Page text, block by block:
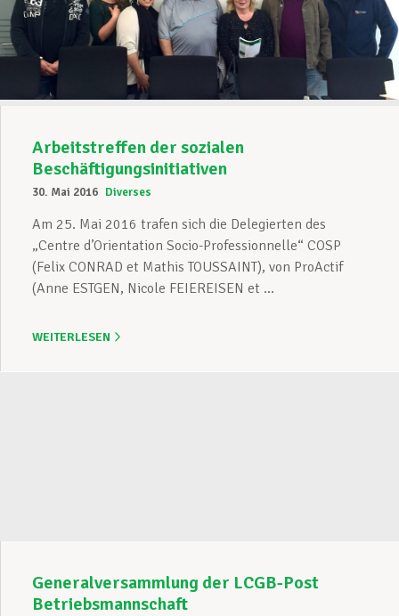
Arbeitstreffen der sozialen
Beschäftigungsinitiativen
30. Mai 2016 Diverses
Am 25. Mai 2016 trafen sich die Delegierten des
„Centre d’Orientation Socio-Professionnelle“ COSP
(Felix CONRAD et Mathis TOUSSAINT), von ProActif
(Anne ESTGEN, Nicole FEIEREISEN et ...
WEITERLESEN
Generalversammlung der LCGB-Post
Betriebsmannschaft